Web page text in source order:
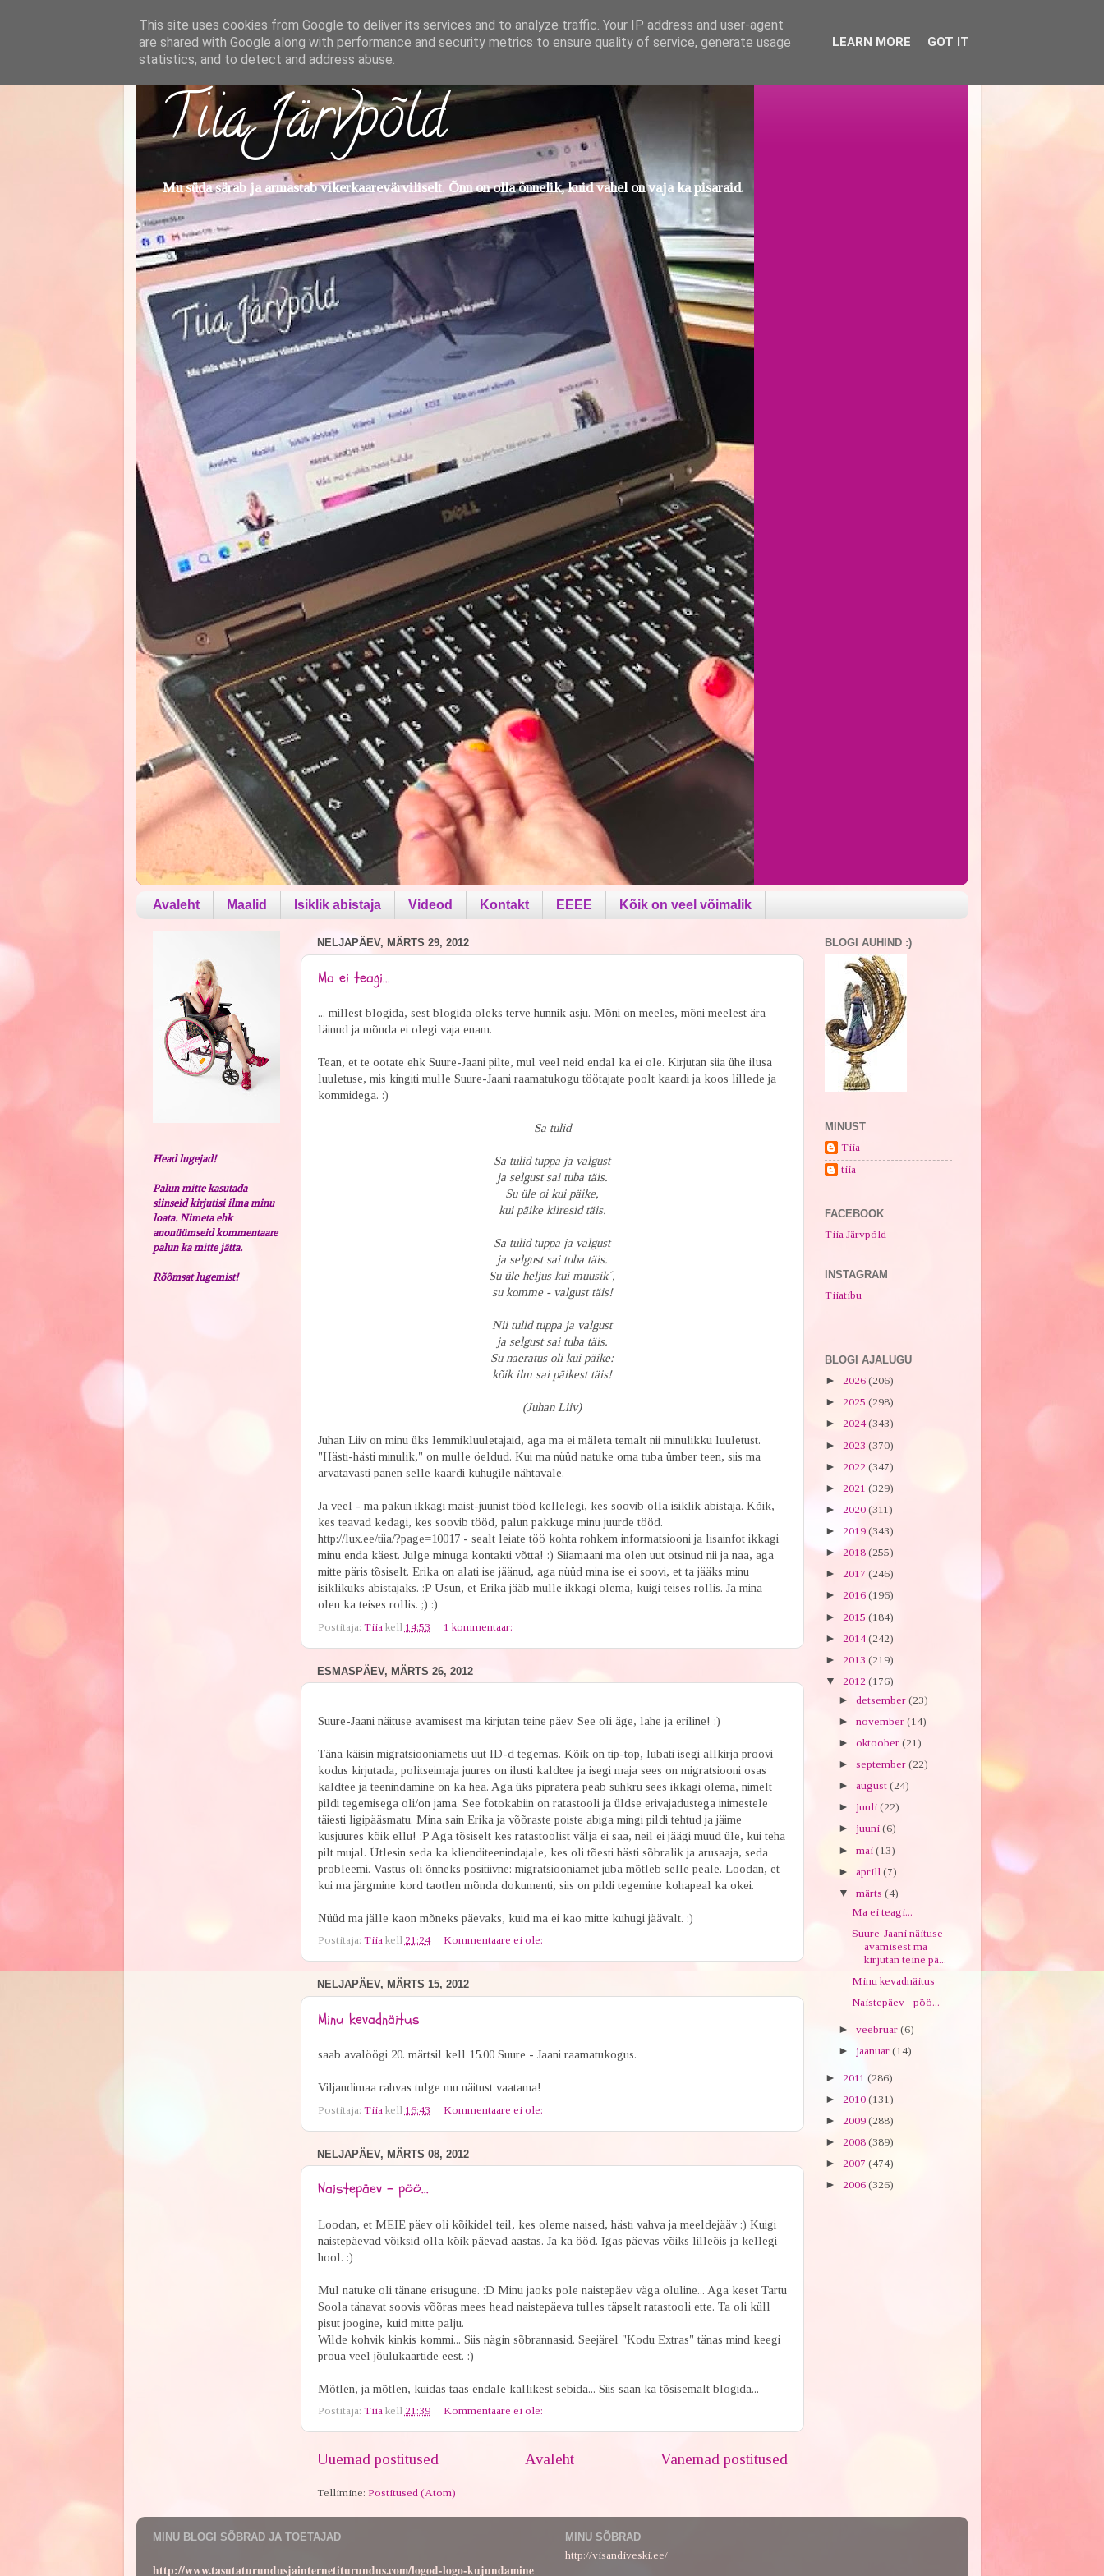
Tiia Järvpõld
Mu süda särab ja armastab vikerkaarevärviliselt. Õnn on olla õnnelik, kuid vahel on vaja ka pisaraid.
Avaleht Maalid Isiklik abistaja Videod Kontakt EEEE Kõik on veel võimalik
NELJAPÄEV, MÄRTS 29, 2012
Ma ei teagi...
... millest blogida, sest blogida oleks terve hunnik asju. Mõni on meeles, mõni meelest ära
läinud ja mõnda ei olegi vaja enam.
Tean, et te ootate ehk Suure-Jaani pilte, mul veel neid endal ka ei ole. Kirjutan siia ühe ilusa
luuletuse, mis kingiti mulle Suure-Jaani raamatukogu töötajate poolt kaardi ja koos lillede ja
kommidega. :)
Sa tulid
Sa tulid tuppa ja valgust
ja selgust sai tuba täis.
Su üle oi kui päike,
kui päike kiiresid täis.
Sa tulid tuppa ja valgust
ja selgust sai tuba täis.
Su üle heljus kui muusik´,
su komme - valgust täis!
Nii tulid tuppa ja valgust
ja selgust sai tuba täis.
Su naeratus oli kui päike:
kõik ilm sai päikest täis!
(Juhan Liiv)
Juhan Liiv on minu üks lemmikluuletajaid, aga ma ei mäleta temalt nii minulikku luuletust.
"Hästi-hästi minulik," on mulle öeldud. Kui ma nüüd natuke oma tuba ümber teen, siis ma
arvatavasti panen selle kaardi kuhugile nähtavale.
Ja veel - ma pakun ikkagi maist-juunist tööd kellelegi, kes soovib olla isiklik abistaja. Kõik,
kes teavad kedagi, kes soovib tööd, palun pakkuge minu juurde tööd.
http://lux.ee/tiia/?page=10017 - sealt leiate töö kohta rohkem informatsiooni ja lisainfot ikkagi
minu enda käest. Julge minuga kontakti võtta! :) Siiamaani ma olen uut otsinud nii ja naa, aga
mitte päris tõsiselt. Erika on alati ise jäänud, aga nüüd mina ise ei soovi, et ta jääks minu
isiklikuks abistajaks. :P Usun, et Erika jääb mulle ikkagi olema, kuigi teises rollis. Ja mina
olen ka teises rollis. ;) :)
Postitaja: Tiia kell 14:53 1 kommentaar:
ESMASPÄEV, MÄRTS 26, 2012
Suure-Jaani näituse avamisest ma kirjutan teine päev. See oli äge, lahe ja eriline! :)
Täna käisin migratsiooniametis uut ID-d tegemas. Kõik on tip-top, lubati isegi allkirja proovi
kodus kirjutada, politseimaja juures on ilusti kaldtee ja isegi maja sees on migratsiooni osas
kaldtee ja teenindamine on ka hea. Aga üks pipratera peab suhkru sees ikkagi olema, nimelt
pildi tegemisega oli/on jama. See fotokabiin on ratastooli ja üldse erivajadustega inimestele
täiesti ligipääsmatu. Mina sain Erika ja võõraste poiste abiga mingi pildi tehtud ja jäime
kusjuures kõik ellu! :P Aga tõsiselt kes ratastoolist välja ei saa, neil ei jäägi muud üle, kui teha
pilt mujal. Ütlesin seda ka klienditeenindajale, kes oli tõesti hästi sõbralik ja arusaaja, seda
probleemi. Vastus oli õnneks positiivne: migratsiooniamet juba mõtleb selle peale. Loodan, et
kui ma järgmine kord taotlen mõnda dokumenti, siis on pildi tegemine kohapeal ka okei.
Nüüd ma jälle kaon mõneks päevaks, kuid ma ei kao mitte kuhugi jäävalt. :)
Postitaja: Tiia kell 21:24 Kommentaare ei ole:
NELJAPÄEV, MÄRTS 15, 2012
Minu kevadnäitus
saab avalöögi 20. märtsil kell 15.00 Suure - Jaani raamatukogus.
Viljandimaa rahvas tulge mu näitust vaatama!
Postitaja: Tiia kell 16:43 Kommentaare ei ole:
NELJAPÄEV, MÄRTS 08, 2012
Naistepäev - pöö...
Loodan, et MEIE päev oli kõikidel teil, kes oleme naised, hästi vahva ja meeldejääv :) Kuigi
naistepäevad võiksid olla kõik päevad aastas. Ja ka ööd. Igas päevas võiks lilleõis ja kellegi
hool. :)
Mul natuke oli tänane erisugune. :D Minu jaoks pole naistepäev väga oluline... Aga keset Tartu
Soola tänavat soovis võõras mees head naistepäeva tulles täpselt ratastooli ette. Ta oli küll
pisut joogine, kuid mitte palju.
Wilde kohvik kinkis kommi... Siis nägin sõbrannasid. Seejärel "Kodu Extras" tänas mind keegi
proua veel jõulukaartide eest. :)
Mõtlen, ja mõtlen, kuidas taas endale kallikest sebida... Siis saan ka tõsisemalt blogida...
Postitaja: Tiia kell 21:39 Kommentaare ei ole:
Uuemad postitused Vanemad postitused
Avaleht
Tellimine: Postitused (Atom)
Head lugejad!
Palun mitte kasutada
siinseid kirjutisi ilma minu
loata. Nimeta ehk
anonüümseid kommentaare
palun ka mitte jätta.
Rõõmsat lugemist!
BLOGI AUHIND :)
MINUST
Tiia
tiia
FACEBOOK
Tiia Järvpõld
INSTAGRAM
Tiiatibu
BLOGI AJALUGU
► 2026 (206)
► 2025 (298)
► 2024(343)
► 2023 (370)
► 2022 (347)
► 2021 (329)
► 2020 (311)
► 2019 (343)
► 2018 (255)
► 2017 (246)
► 2016 (196)
► 2015 (184)
► 2014(242)
► 2013 (219)
▼ 2012 (176)
► detsember (23)
► november (14)
► oktoober (21)
► september (22)
► august (24)
► juuli (22)
► juuni (6)
► mai (13)
► aprill (7)
▼ märts (4)
Ma ei teagi...
Suure-Jaani näituse
avamisest ma
kirjutan teine pä...
Minu kevadnäitus
Naistepäev - pöö...
► veebruar (6)
► jaanuar (14)
► 2011 (286)
► 2010 (131)
► 2009 (288)
► 2008 (389)
► 2007 (474)
► 2006 (326)
MINU BLOGI SÕBRAD JA TOETAJAD
http://www.tasutaturundusjainternetiturundus.com/logod-logo-kujundamine
MINU SÕBRAD
http://visandiveski.ee/
This site uses cookies from Google to deliver its services and to analyze traffic. Your IP address and user-agent
are shared with Google along with performance and security metrics to ensure quality of service, generate usage
statistics, and to detect and address abuse.
LEARN MORE GOT IT